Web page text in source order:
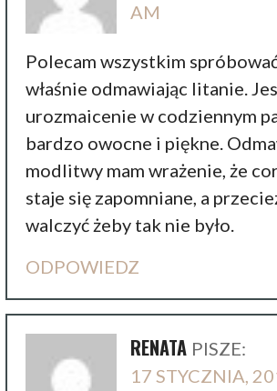
AM
Polecam wszystkim
właśnie odmawiając litanie.
urozmaicenie w codziennym
bardzo owocne i piękne.
modlitwy mam wrażenie, że
staje się zapomniane, a
walczyć żeby tak nie było.
ODPOWIEDZ
RENATA PISZE:
17 STYCZNIA,